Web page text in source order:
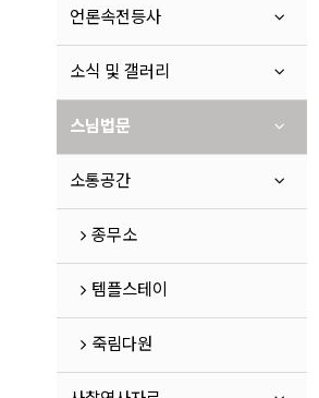
언론속전등사
소식 및 갤러리
스님법문
소통공간
종무소
템플스테이
죽림다원